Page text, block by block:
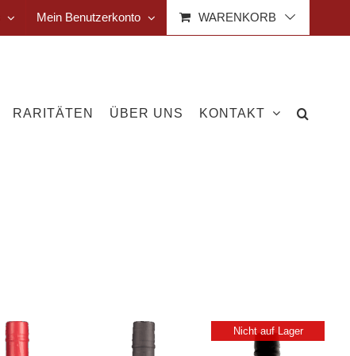
Mein Benutzerkonto WARENKORB
RARITÄTEN ÜBER UNS KONTAKT
Nicht auf Lager